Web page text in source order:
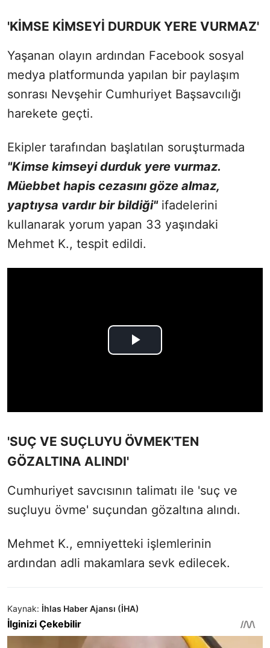
'KİMSE KİMSEYİ DURDUK YERE VURMAZ'
Yaşanan olayın ardından Facebook sosyal
medya platformunda yapılan bir paylaşım
sonrası Nevşehir Cumhuriyet Başsavcılığı
harekete geçti.
Ekipler tarafından başlatılan soruşturmada
"Kimse kimseyi durduk yere vurmaz.
Müebbet hapis cezasını göze almaz,
yaptıysa vardır bir bildiği"ifadelerini
kullanarak yorum yapan 33 yaşındaki
Mehmet K., tespit edildi.
'SUÇ VE SUÇLUYU ÖVMEK'TEN
GÖZALTINA ALINDI'
Cumhuriyet savcısının talimatı ile 'suç ve
suçluyu övme' suçundan gözaltına alındı.
Mehmet K., emniyetteki işlemlerinin
ardından adli makamlara sevk edilecek.
Kaynak: İhlas Haber Ajansı (İHA)